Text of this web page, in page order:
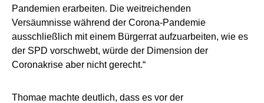
Pandemien erarbeiten. Die weitreichenden
Versäumnisse während der Corona-Pandemie
ausschließlich mit einem Bürgerrat aufzuarbeiten, wie es
der SPD vorschwebt, würde der Dimension der
Coronakrise aber nicht gerecht.“
Thomae machte deutlich, dass es vor der